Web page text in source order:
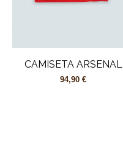
CAMISETA ARSENAL
94,90 €